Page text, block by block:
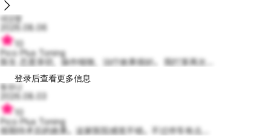
네오맘
2026.08.06
Pico Plus Toning
医生 态度亲切，操作细致，治疗效果很好。 我打算再次...
登录后查看更多信息
튜우나
2026.08.03
Pico Plus Toning
很期待术后的效果。这家医院感觉不错。不过停车有点...